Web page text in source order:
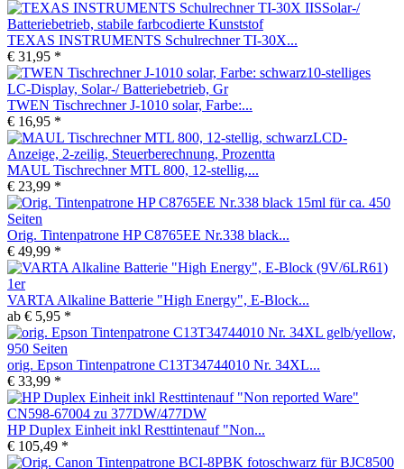
TEXAS INSTRUMENTS Schulrechner TI-30X...
€ 31,95 *
TWEN Tischrechner J-1010 solar, Farbe:...
€ 16,95 *
MAUL Tischrechner MTL 800, 12-stellig,...
€ 23,99 *
Orig. Tintenpatrone HP C8765EE Nr.338 black...
€ 49,99 *
VARTA Alkaline Batterie "High Energy", E-Block...
ab € 5,95 *
orig. Epson Tintenpatrone C13T34744010 Nr. 34XL...
€ 33,99 *
HP Duplex Einheit inkl Resttintenauf "Non...
€ 105,49 *